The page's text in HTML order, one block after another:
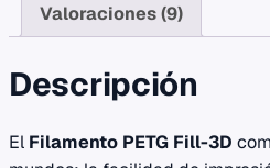
Valoraciones (9)
Descripción
El Filamento PETG Fill-3D